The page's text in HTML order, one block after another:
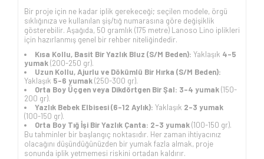
Bir proje için ne kadar iplik gerekeceği; seçilen modele, örgü
sıklığınıza ve kullanılan şiş/tığ numarasına göre değişiklik
gösterebilir. Aşağıda, 50 gramlık (175 metre) Lanoso Lino iplikleri
için hazırlanmış genel bir rehber niteliğindedir.
Kısa Kollu, Basit Bir Yazlık Bluz (S/M Beden): Yaklaşık 4-5
yumak(200-250 gr).
Uzun Kollu, Ajurlu ve Dökümlü Bir Hırka (S/M Beden):
Yaklaşık 5-6 yumak(250-300 gr).
Orta Boy Üçgen veya Dikdörtgen Bir Şal: 3-4 yumak(150-
200 gr).
Yazlık Bebek Elbisesi (6-12 Aylık): Yaklaşık 2-3 yumak
(100-150 gr).
Orta Boy Tığ İşi Bir Yazlık Çanta: 2-3 yumak(100-150 gr).
Bu tahminler bir başlangıç noktasıdır. Her zaman ihtiyacınız
olacağını düşündüğünüzden bir yumak fazla almak, proje
sonunda iplik yetmemesi riskini ortadan kaldırır.